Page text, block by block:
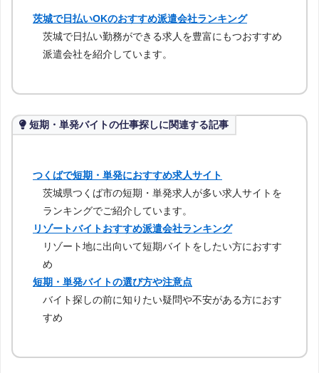
茨城で日払いOKのおすすめ派遣会社ランキング
茨城で日払い勤務ができる求人を豊富にもつおすすめ
派遣会社を紹介しています。
短期・単発バイトの仕事探しに関連する記事
つくばで短期・単発におすすめ求人サイト
茨城県つくば市の短期・単発求人が多い求人サイトを
ランキングでご紹介しています。
リゾートバイトおすすめ派遣会社ランキング
リゾート地に出向いて短期バイトをしたい方におすす
め
短期・単発バイトの選び方や注意点
バイト探しの前に知りたい疑問や不安がある方におす
すめ